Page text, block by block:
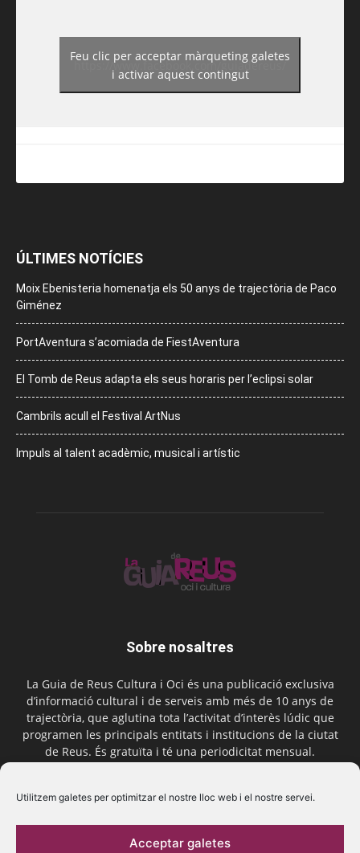
Utilitzem galetes per optimitzar el nostre lloc web i el nostre servei.
Acceptar galetes
https://www.facebook.com/guiadereus/
Feu clic per acceptar màrqueting galetes
i activar aquest contingut
ÚLTIMES NOTÍCIES
Moix Ebenisteria homenatja els 50 anys de trajectòria de Paco
Giménez
PortAventura s’acomiada de FiestAventura
El Tomb de Reus adapta els seus horaris per l’eclipsi solar
Cambrils acull el Festival ArtNus
Impuls al talent acadèmic, musical i artístic
Sobre nosaltres
La Guia de Reus Cultura i Oci és una publicació exclusiva
d’informació cultural i de serveis amb més de 10 anys de
trajectòria, que aglutina tota l’activitat d’interès lúdic que
programen les principals entitats i institucions de la ciutat
de Reus. És gratuïta i té una periodicitat mensual.
Segueix-nos